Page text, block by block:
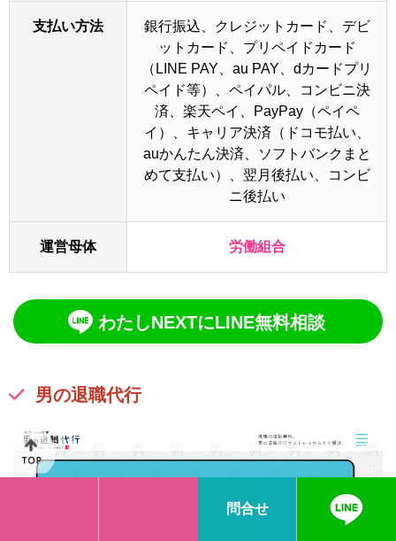
支払い方法
銀行振込、クレジットカード、デビ
ットカード、プリペイドカード
（LINE PAY、au PAY、dカードプリ
ペイド等）、ペイパル、コンビニ決
済、楽天ペイ、PayPay（ペイペ
イ）、キャリア決済（ドコモ払い、
auかんたん決済、ソフトバンクまと
めて支払い）、翌月後払い、コンビ
ニ後払い
運営母体 労働組合
わたしNEXTにLINE無料相談
男の退職代行
問合せ